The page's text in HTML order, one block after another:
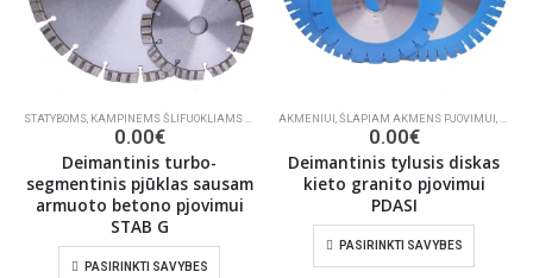
STATYBOMS, KAMPINEMS ŠLIFUOKLIAMS BETONUI, MŪRUI PJAUTI ,DEIMANTINIAI PJŪKLAI
0.00€
Deimantinis turbo-
segmentinis pjūklas sausam
armuoto betono pjovimui
STAB G
PASIRINKTI SAVYBES
AKMENIUI,ŠLAPIAM AKMENS PJOVIMUI,
0.00€
Deimantinis tylusis diskas
kieto granito pjovimui
PDASI
PASIRINKTI SAVYBES